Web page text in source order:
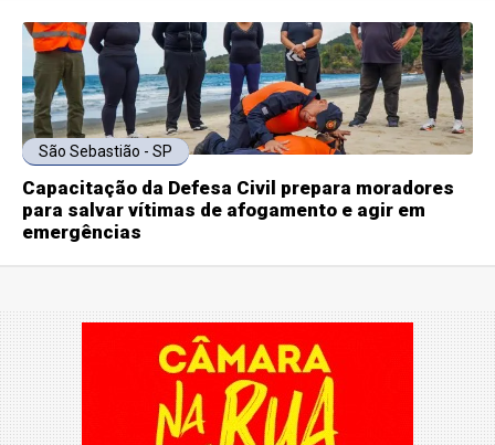
São Sebastião - SP
Capacitação da Defesa Civil prepara moradores
para salvar vítimas de afogamento e agir em
emergências